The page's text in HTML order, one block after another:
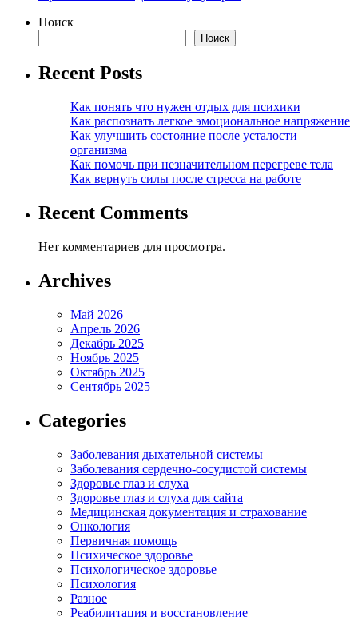
Поиск
Поиск
Recent Posts
Как понять что нужен отдых для психики
Как распознать легкое эмоциональное напряжение
Как улучшить состояние после усталости
организма
Как помочь при незначительном перегреве тела
Как вернуть силы после стресса на работе
Recent Comments
Нет комментариев для просмотра.
Archives
Май 2026
Апрель 2026
Декабрь 2025
Ноябрь 2025
Октябрь 2025
Сентябрь 2025
Categories
Заболевания дыхательной системы
Заболевания сердечно-сосудистой системы
Здоровье глаз и слуха
Здоровье глаз и слуха для сайта
Медицинская документация и страхование
Онкология
Первичная помощь
Психическое здоровье
Психологическое здоровье
Психология
Разное
Реабилитация и восстановление